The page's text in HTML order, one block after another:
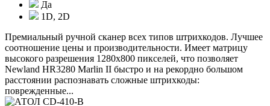
Да
1D, 2D
Премиальный ручной сканер всех типов штрихкодов. Лучшее
соотношение цены и производительности. Имеет матрицу
высокого разрешения 1280x800 пикселей, что позволяет
Newland HR3280 Marlin II быстро и на рекордно большом
расстоянии распознавать сложные штрихкоды:
поврежденные...